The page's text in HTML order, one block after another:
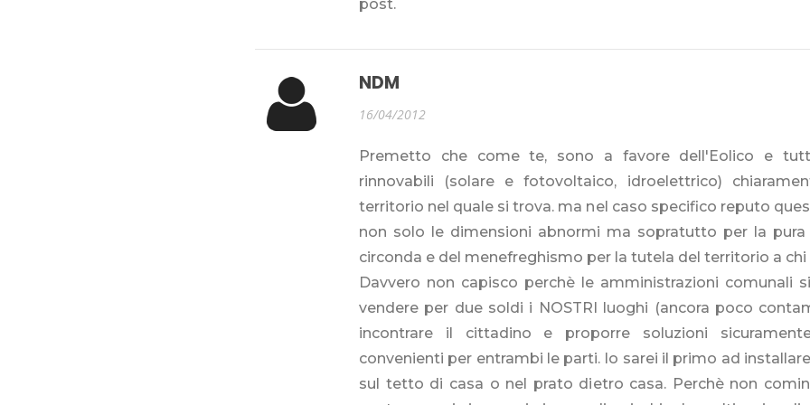
post.
NDM
16/04/2012
Premetto che come te, sono a favore dell'Eolico e
rinnovabili (solare e fotovoltaico, idroelettrico)
territorio nel quale si trova. ma nel caso specifico reputo
non solo le dimensioni abnormi ma sopratutto per la pura
circonda e del menefreghismo per la tutela del territorio a chi
Davvero non capisco perchè le amministrazioni comunali
vendere per due soldi i NOSTRI luoghi (ancora poco
incontrare il cittadino e proporre soluzioni
convenienti per entrambi le parti. Io sarei il primo ad
sul tetto di casa o nel prato dietro casa. Perchè non